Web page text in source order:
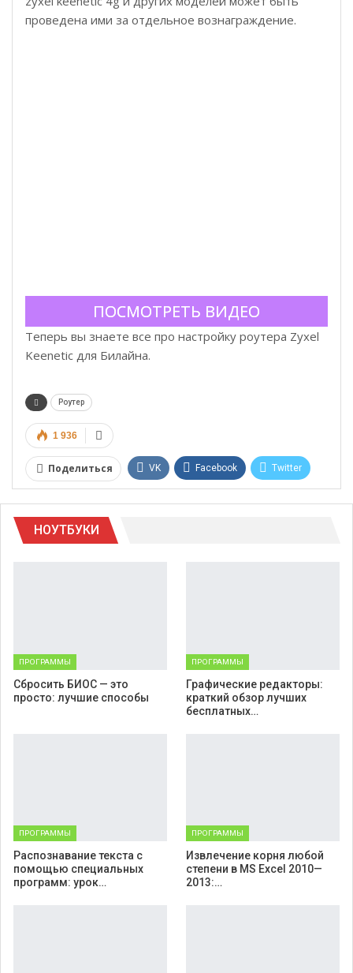
проведена ими за отдельное вознаграждение.
ПОСМОТРЕТЬ ВИДЕО
Теперь вы знаете все про настройку роутера Zyxel
Keenetic для Билайна.
Роутер
1 936
Поделиться VK Facebook Twitter
Telegram
НОУТБУКИ
ПРОГРАММЫ
Cбросить БИОС — это
просто: лучшие способы
ПРОГРАММЫ
Графические редакторы:
краткий обзор лучших
бесплатных…
ПРОГРАММЫ
Распознавание текста с
помощью специальных
программ: урок…
ПРОГРАММЫ
Извлечение корня любой
степени в MS Excel 2010—
2013:…